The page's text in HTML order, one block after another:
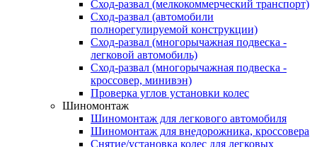
Сход-развал (мелкокоммерческий транспорт)
Сход-развал (автомобили
полнорегулируемой конструкции)
Сход-развал (многорычажная подвеска -
легковой автомобиль)
Сход-развал (многорычажная подвеска -
кроссовер, минивэн)
Проверка углов установки колес
Шиномонтаж
Шиномонтаж для легкового автомобиля
Шиномонтаж для внедорожника, кроссовера
Снятие/установка колес для легковых